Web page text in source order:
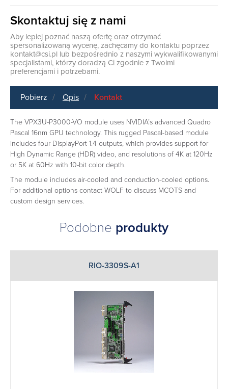
Skontaktuj się z nami
Aby lepiej poznać naszą ofertę oraz otrzymać
spersonalizowaną wycenę, zachęcamy do kontaktu poprzez
kontakt@csi.pl lub bezpośrednio z naszymi wykwalifikowanymi
specjalistami, którzy doradzą Ci zgodnie z Twoimi
preferencjami i potrzebami.
Pobierz Opis Kontakt
The VPX3U-P3000-VO module uses NVIDIA’s advanced Quadro
Pascal 16nm GPU technology. This rugged Pascal-based module
includes four DisplayPort 1.4 outputs, which provides support for
High Dynamic Range (HDR) video, and resolutions of 4K at 120Hz
or 5K at 60Hz with 10-bit color depth.
The module includes air-cooled and conduction-cooled options.
For additional options contact WOLF to discuss MCOTS and
custom design services.
Podobne produkty
RIO-3309S-A1